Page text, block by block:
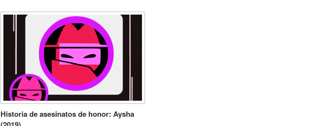
Historia de asesinatos de honor: Aysha